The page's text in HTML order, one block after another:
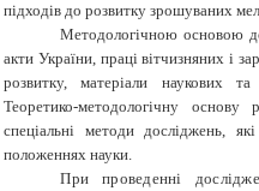
підходів до розвитку зрошуваних
Методологічною основою
акти України, праці вітчизняних і
розвитку, матеріали наукових
Теоретико-методологічну основу
спеціальні методи досліджень,
положеннях науки.
При проведенні